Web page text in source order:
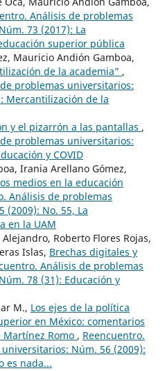
Análisis de problemas
73 (2017): La
superior pública
Mauricio Andión Gamboa,
de la academia” ,
problemas universitarios:
Mercantilización de la
y el pizarrón a las pantallas ,
problemas universitarios:
y COVID
Irania Arellano Gómez,
medios en la educación
Análisis de problemas
(2009): No. 55, La
en la UAM
Roberto Flores Rojas,
Islas, Brechas digitales y
Análisis de problemas
78 (31): Educación y
M., Los ejes de la política
en México: comentarios
Romo , Reencuentro.
Núm. 56 (2009):
es nada...